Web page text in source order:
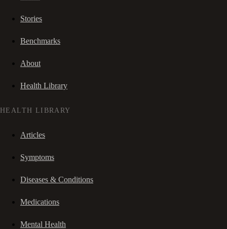
Stories
Benchmarks
About
Health Library
HEALTH LIBRARY
Articles
Symptoms
Diseases & Conditions
Medications
Mental Health